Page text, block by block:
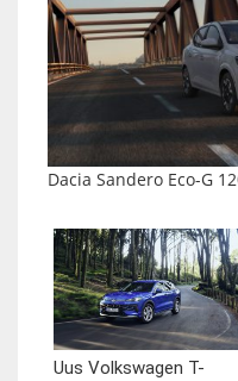
Dacia Sandero Eco-G
Uus Volkswagen T-